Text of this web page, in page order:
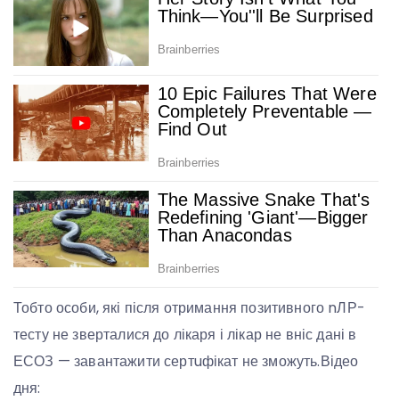
Тобто особи, які після отримання позитивного nЛР-
тесту не зверталися до лікаря і лікар не вніс дані в
ЕСОЗ — завантажити сертuфікат не зможуть.Відео
дня: